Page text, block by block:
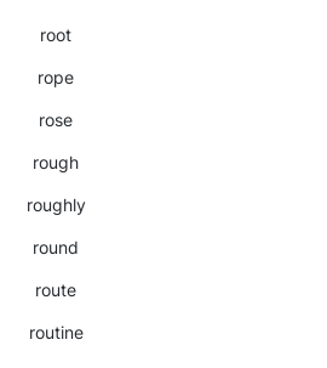
root
rope
rose
rough
roughly
round
route
routine